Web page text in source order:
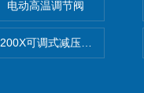
电动高温调节阀
200X可调式减压阀（减压稳